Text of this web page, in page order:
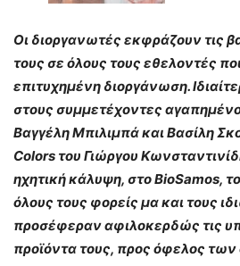
Οι διοργανωτές εκφράζουν τις
τους σε όλους τους εθελοντές
επιτυχημένη διοργάνωση.
στους συμμετέχοντες
Βαγγέλη Μπιλιμπά και Βασίλη
Colors του Γιώργου
ηχητική κάλυψη, στο BioSamos,
όλους τους φορείς μα και τους
προσέφεραν αφιλοκερδώς τις
προϊόντα τους, προς όφελος